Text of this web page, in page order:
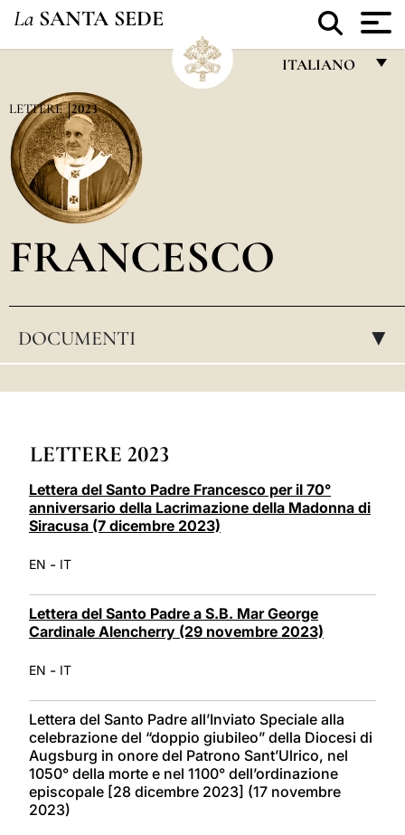
La SANTA SEDE
ITALIANO
POLSKI
LETTERE 2023
FRANCESCO
DOCUMENTI ▸
LETTERE 2023
Lettera del Santo Padre Francesco per il 70°
anniversario della Lacrimazione della Madonna di
Siracusa (7 dicembre 2023)
EN - IT
Lettera del Santo Padre a S.B. Mar George
Cardinale Alencherry (29 novembre 2023)
EN - IT
Lettera del Santo Padre all’Inviato Speciale alla
celebrazione del “doppio giubileo” della Diocesi di
Augsburg in onore del Patrono Sant’Ulrico, nel
1050° della morte e nel 1100° dell’ordinazione
episcopale [28 dicembre 2023] (17 novembre
2023)